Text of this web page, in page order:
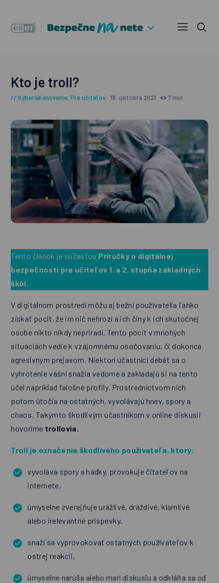
Kto je troll?
Kyberšikanovanie,Pre učiteľov 18. októbra 2021 7 min
Tento článok je súčasťou Príručky o digitálnej
bezpečnosti pre učiteľov 1. a 2. stupňa základných
škôl.
V digitálnom prostredí môžu aj bežní používatelia ľahko
získať pocit, že im nič nehrozí a ich činy k ich skutočnej
osobe nikto nikdy nepriradí. Tento pocit v mnohých
situáciách vedie k vzájomnému osočovaniu, či dokonca
agresívnym prejavom. Niektorí účastníci debát sa o
vyhrotenie vášní snažia vedome a zakladajú si na tento
účel napríklad falošné profily. Prostredníctvom nich
potom útočia na ostatných, vyvolávajú hnev, spory a
chaos. Takýmto škodlivým účastníkom v online diskusii
hovoríme trollovia.
Troll je označenie škodlivého používateľa, ktorý:
vyvoláva spory a hádky, provokuje čitateľov na
internete,
úmyselne zverejňuje urážlivé, dráždivé, klamlivé
alebo irelevantné príspevky,
snaží sa vyprovokovať ostatných používateľov k
ostrej reakcii,
úmyselne narúša alebo marí diskusiu a odkláňa sa od